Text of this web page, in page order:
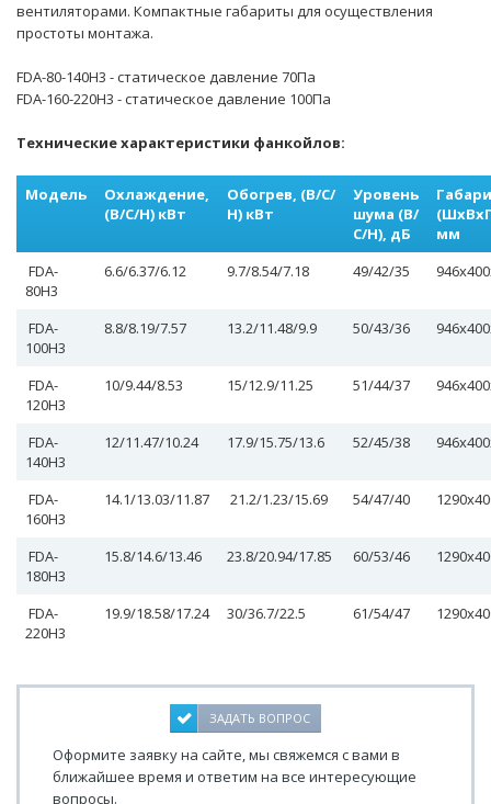
вентиляторами. Компактные габариты для осуществления
простоты монтажа.
FDA-80-140H3 - статическое давление 70Па
FDA-160-220H3 - статическое давление 100Па
Технические характеристики фанкойлов:
Модель
Охлаждение,
(В/С/Н) кВт
Обогрев, (В/С/
Н) кВт
Уровень
шума (В/
С/Н), дБ
мм
FDA-
80H3
6.6/6.37/6.12 9.7/8.54/7.18 49/42/35
FDA-
100H3
8.8/8.19/7.57 13.2/11.48/9.9 50/43/36
FDA-
120H3
10/9.44/8.53 15/12.9/11.25 51/44/37
FDA-
140H3
12/11.47/10.24 17.9/15.75/13.6 52/45/38
FDA-
160H3
14.1/13.03/11.87 21.2/1.23/15.69 54/47/40
FDA-
180H3
15.8/14.6/13.46 23.8/20.94/17.85 60/53/46
FDA-
220H3
19.9/18.58/17.24 30/36.7/22.5 61/54/47
ЗАДАТЬ ВОПРОС
Оформите заявку на сайте, мы свяжемся с вами в
ближайшее время и ответим на все интересующие
вопросы.